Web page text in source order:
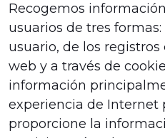
Recogemos
usuarios de tres
usuario, de los
web y a través de
información
experiencia de Internet
proporcione la